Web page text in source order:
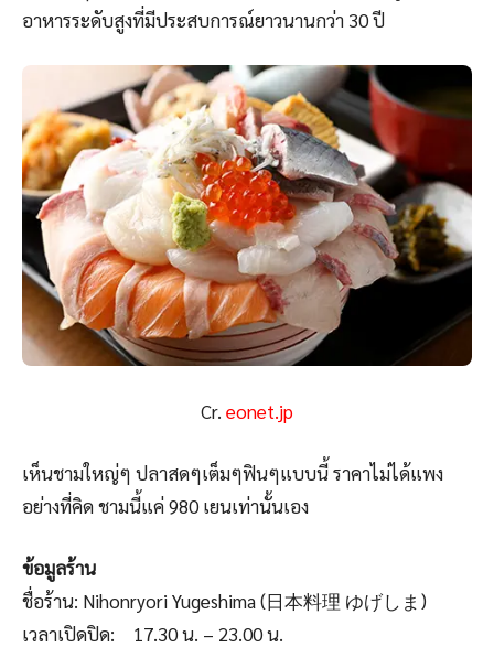
อาหารระดับสูงที่มีประสบการณ์ยาวนานกว่า 30 ปี
Cr. eonet.jp
เห็นชามใหญ่ๆ ปลาสดๆเต็มๆฟินๆแบบนี้ ราคาไม่ได้แพง
อย่างที่คิด ชามนี้แค่ 980 เยนเท่านั้นเอง
ข้อมูลร้าน
ชื่อร้าน: Nihonryori Yugeshima (日本料理 ゆげしま)
เวลาเปิดปิด: 17.30 น. – 23.00 น.